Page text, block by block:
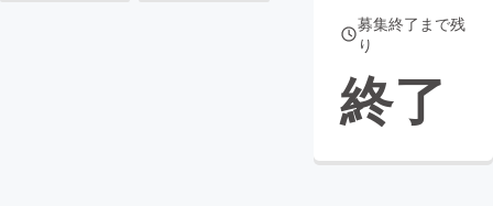
募集終了まで残
り
終了